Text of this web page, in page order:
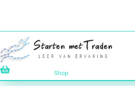
Shop